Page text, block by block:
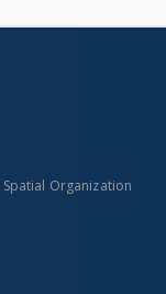
Organization